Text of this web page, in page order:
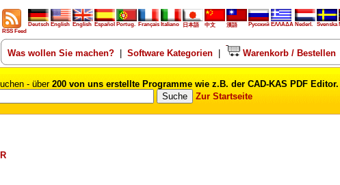
RSS Feed
Deutsch English English Español Portug. Français Italiano 日本語 中文 漢語 Русский ΕΛΛΑΔΑ Nederl. Svenska
Was wollen Sie machen? Software Kategorien Warenkorb / Bestellen
- über 200 von uns erstellte Programme wie z.B. der CAD-KAS PDF Editor.
Zur Startseite